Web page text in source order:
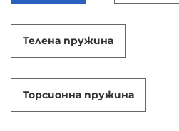
Телена пружина
Торсионна пружина